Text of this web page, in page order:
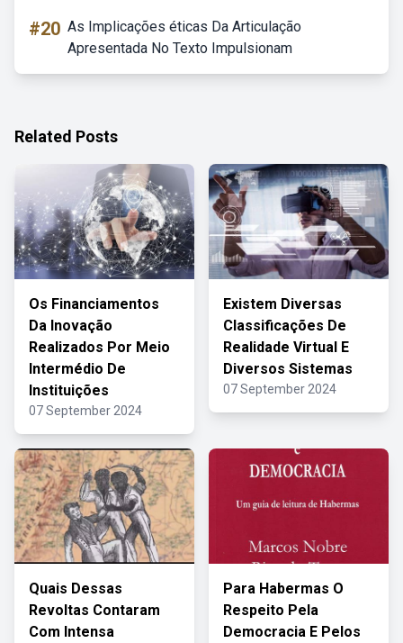
#20 As Implicações éticas Da Articulação
Apresentada No Texto Impulsionam
Related Posts
Os Financiamentos
Da Inovação
Realizados Por Meio
Intermédio De
Instituições
07 September 2024
Existem Diversas
Classificações De
Realidade Virtual E
Diversos Sistemas
07 September 2024
Quais Dessas
Revoltas Contaram
Com Intensa
Para Habermas O
Respeito Pela
Democracia E Pelos